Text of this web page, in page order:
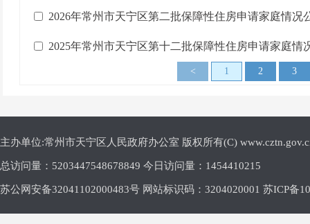
2026年常州市天宁区第二批保障性住房申请家庭情况
2025年常州市天宁区第十二批保障性住房申请家庭情
< 1 2 3
主办单位:常州市天宁区人民政府办公室 版权所有(C)
总访问量： 5203447548678849 今日访问量： 1454410215
苏公网安备32041102000483号 网站标识码：3204020001 苏ICP备